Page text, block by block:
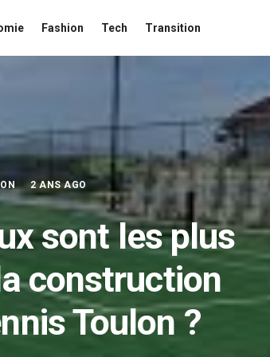
Fashion Tech Transition
2 ANS AGO
sont les plus
construction
Toulon ?